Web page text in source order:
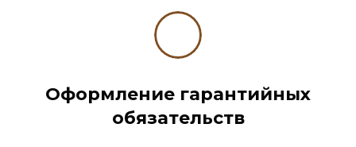
Оформление гарантийных
обязательств